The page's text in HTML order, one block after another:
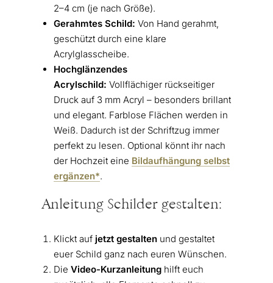
2–4 cm (je nach Größe).
Gerahmtes Schild: Von Hand gerahmt,
geschützt durch eine klare
Acrylglasscheibe.
Hochglänzendes
Acrylschild: Vollflächiger rückseitiger
Druck auf 3 mm Acryl – besonders brillant
und elegant. Farblose Flächen werden in
Weiß. Dadurch ist der Schriftzug immer
perfekt zu lesen. Optional könnt ihr nach
der Hochzeit eine Bildaufhängung selbst
ergänzen*.
Anleitung Schilder gestalten:
Klickt auf jetzt gestaltenund gestaltet
euer Schild ganz nach euren Wünschen.
Die Video-Kurzanleitunghilft euch